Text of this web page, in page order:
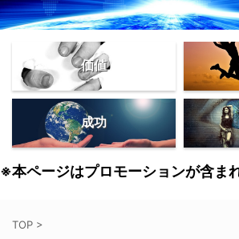
価値
成功
※本ページはプロモーションが含ま
TOP >